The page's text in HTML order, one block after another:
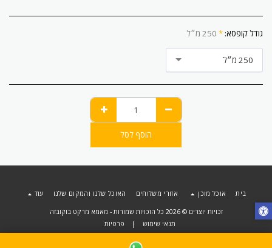
גודל קופסא: * 250 מ״ל
250 מ״ל
הוסף לסל
בית אוכל מוכן אזורי משלוחים האוכל שלנו והמקום שלנו עוד
זכויות יוצרים © 2026 כל הזכויות שמורות -
מאמא מרקט בוקובזה
תנאי שימוש | פרטיות